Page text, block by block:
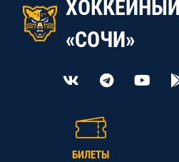
«СОЧИ»
БИЛЕТЫ